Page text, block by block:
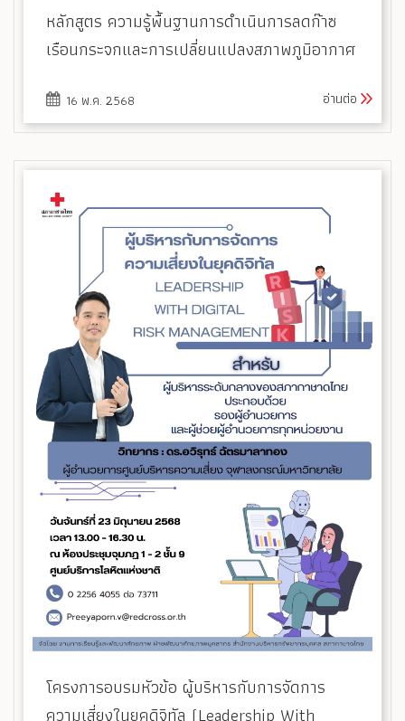
หลักสูตร ความรู้พื้นฐานการดำเนินการลดก๊าซ
เรือนกระจกและการเปลี่ยนแปลงสภาพภูมิอากาศ
16 พ.ค. 2568 อ่านต่อ
โครงการอบรมหัวข้อ ผู้บริหารกับการจัดการ
ความเสี่ยงในยุคดิจิทัล (Leadership With